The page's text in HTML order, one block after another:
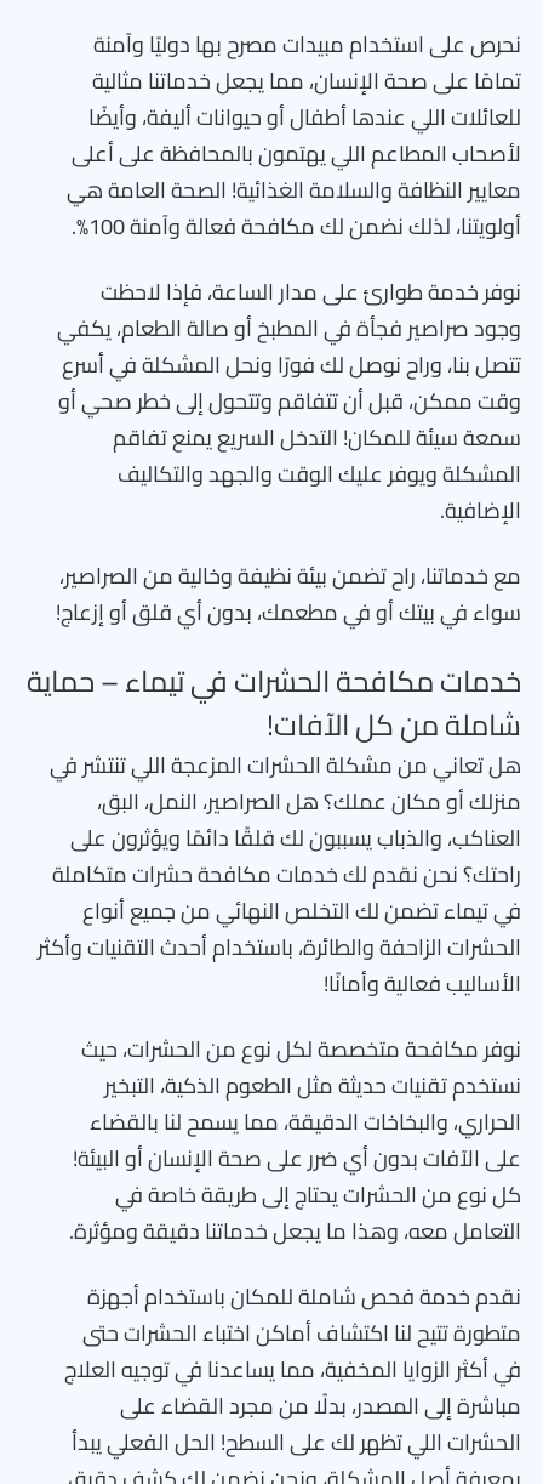
نحرص على استخدام مبيدات مصرح بها دوليًا وآمنة
تمامًا على صحة الإنسان، مما يجعل خدماتنا مثالية
للعائلات اللي عندها أطفال أو حيوانات أليفة، وأيضًا
لأصحاب المطاعم اللي يهتمون بالمحافظة على أعلى
معايير النظافة والسلامة الغذائية! الصحة العامة هي
أولويتنا، لذلك نضمن لك مكافحة فعالة وآمنة 100%.
نوفر خدمة طوارئ على مدار الساعة، فإذا لاحظت
وجود صراصير فجأة في المطبخ أو صالة الطعام، يكفي
تتصل بنا، وراح نوصل لك فورًا ونحل المشكلة في أسرع
وقت ممكن، قبل أن تتفاقم وتتحول إلى خطر صحي أو
سمعة سيئة للمكان! التدخل السريع يمنع تفاقم
المشكلة ويوفر عليك الوقت والجهد والتكاليف
الإضافية.
مع خدماتنا، راح تضمن بيئة نظيفة وخالية من الصراصير،
سواء في بيتك أو في مطعمك، بدون أي قلق أو إزعاج!
خدمات مكافحة الحشرات في تيماء – حماية
شاملة من كل الآفات!
هل تعاني من مشكلة الحشرات المزعجة اللي تنتشر في
منزلك أو مكان عملك؟ هل الصراصير، النمل، البق،
العناكب، والذباب يسببون لك قلقًا دائمًا ويؤثرون على
راحتك؟ نحن نقدم لك خدمات مكافحة حشرات متكاملة
في تيماء تضمن لك التخلص النهائي من جميع أنواع
الحشرات الزاحفة والطائرة، باستخدام أحدث التقنيات وأكثر
الأساليب فعالية وأمانًا!
نوفر مكافحة متخصصة لكل نوع من الحشرات، حيث
نستخدم تقنيات حديثة مثل الطعوم الذكية، التبخير
الحراري، والبخاخات الدقيقة، مما يسمح لنا بالقضاء
على الآفات بدون أي ضرر على صحة الإنسان أو البيئة!
كل نوع من الحشرات يحتاج إلى طريقة خاصة في
التعامل معه، وهذا ما يجعل خدماتنا دقيقة ومؤثرة.
نقدم خدمة فحص شاملة للمكان باستخدام أجهزة
متطورة تتيح لنا اكتشاف أماكن اختباء الحشرات حتى
في أكثر الزوايا المخفية، مما يساعدنا في توجيه العلاج
مباشرة إلى المصدر، بدلًا من مجرد القضاء على
الحشرات اللي تظهر لك على السطح! الحل الفعلي يبدأ